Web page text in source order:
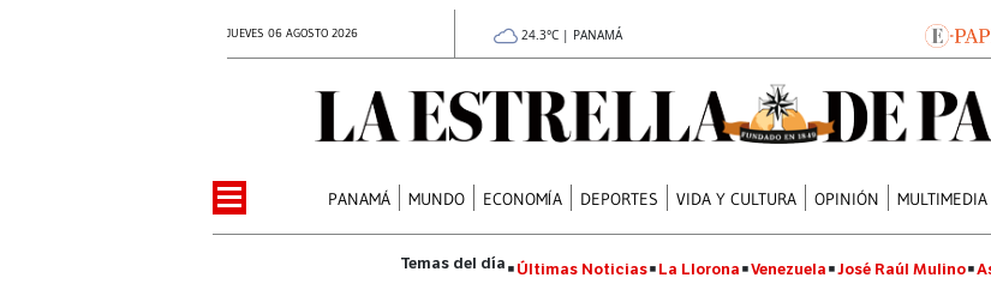
JUEVES 06 AGOSTO 2026 24.3°C | PANAMÁ
PANAMÁ MUNDO ECONOMÍA DEPORTES VIDA Y CULTURA OPINIÓN MULTIMEDIA
Últimas Noticias La Llorona Venezuela José Raúl Mulino